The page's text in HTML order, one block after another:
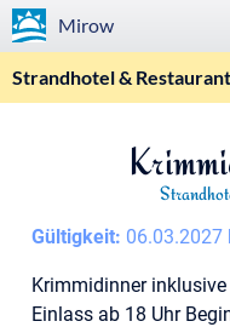
Mirow
Strandhotel &
Gültigkeit: 06.03.2027
Krimmidinner
Einlass ab 18 Uhr